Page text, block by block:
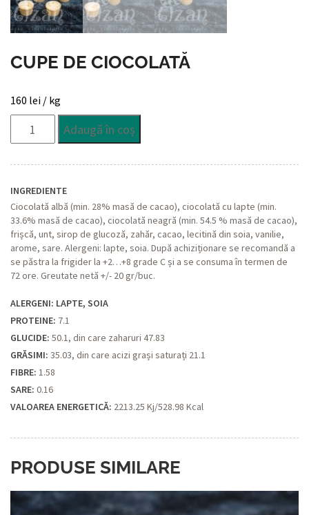
CUPE DE CIOCOLATĂ
160 lei / kg
Cupe
ciocolată
Adaugă în coș
INGREDIENTE
Ciocolată albă (min. 28% masă de cacao), ciocolată cu lapte (min.
33.6% masă de cacao), ciocolată neagră (min. 54.5 % masă de cacao),
frișcă, unt, sirop de glucoză, zahăr, cacao, lecitină din soia, vanilie,
arome, sare. Alergeni: lapte, soia. După achiziționare se recomandă a
se păstra la frigider la +2…+8 grade C și a se consuma în termen de
72 ore. Greutate netă +/- 20 gr/buc.
ALERGENI: LAPTE, SOIA
PROTEINE: 7.1
GLUCIDE: 50.1, din care zaharuri 47.83
GRĂSIMI: 35.03, din care acizi grași saturați 21.1
FIBRE: 1.58
SARE: 0.16
VALOAREA ENERGETICĂ: 2213.25 Kj/528.98 Kcal
PRODUSE SIMILARE